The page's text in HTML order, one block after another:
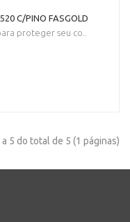
C/PINO FASGOLD
proteger seu co..
5 do total de 5 (1 páginas)